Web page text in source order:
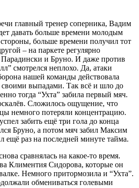
главный тренер соперника, Вадим
давать больше времени молодым
больше времени получил тот
– на паркете регулярно
Парадински и Бруно. И даже против
смотрелся неплохо. Да, атаки
нашей команды действовала
своими выпадами. Так всё и шло до
тогда “Ухта” забила первый мяч.
Сложилось ощущение, что
немного потеряли концентрацию.
забить ещё три гола до конца
Бруно, а потом мяч забил Максим
ещё раз на последней минуте тайма.
сравнялась на какое-то время.
Климентия Сидорова, которые он
Немного притормозила и “Ухта”.
обмениваться голевыми